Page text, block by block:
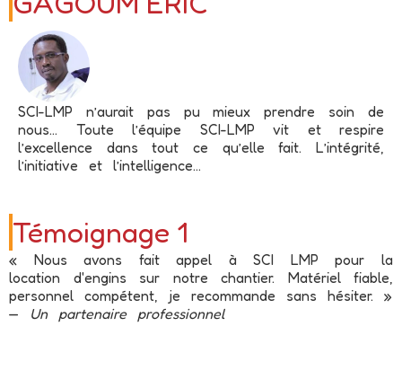
SCI-LMP n’aurait pas pu mieux prendre soin de
nous… Toute l’équipe SCI-LMP vit et respire
l’excellence dans tout ce qu’elle fait. L’intégrité,
l’initiative et l’intelligence...
Témoignage 1
« Nous avons fait appel à SCI LMP pour la
location d'engins sur notre chantier. Matériel fiable,
personnel compétent, je recommande sans hésiter. »
— Un partenaire professionnel